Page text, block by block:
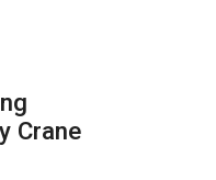
Crane